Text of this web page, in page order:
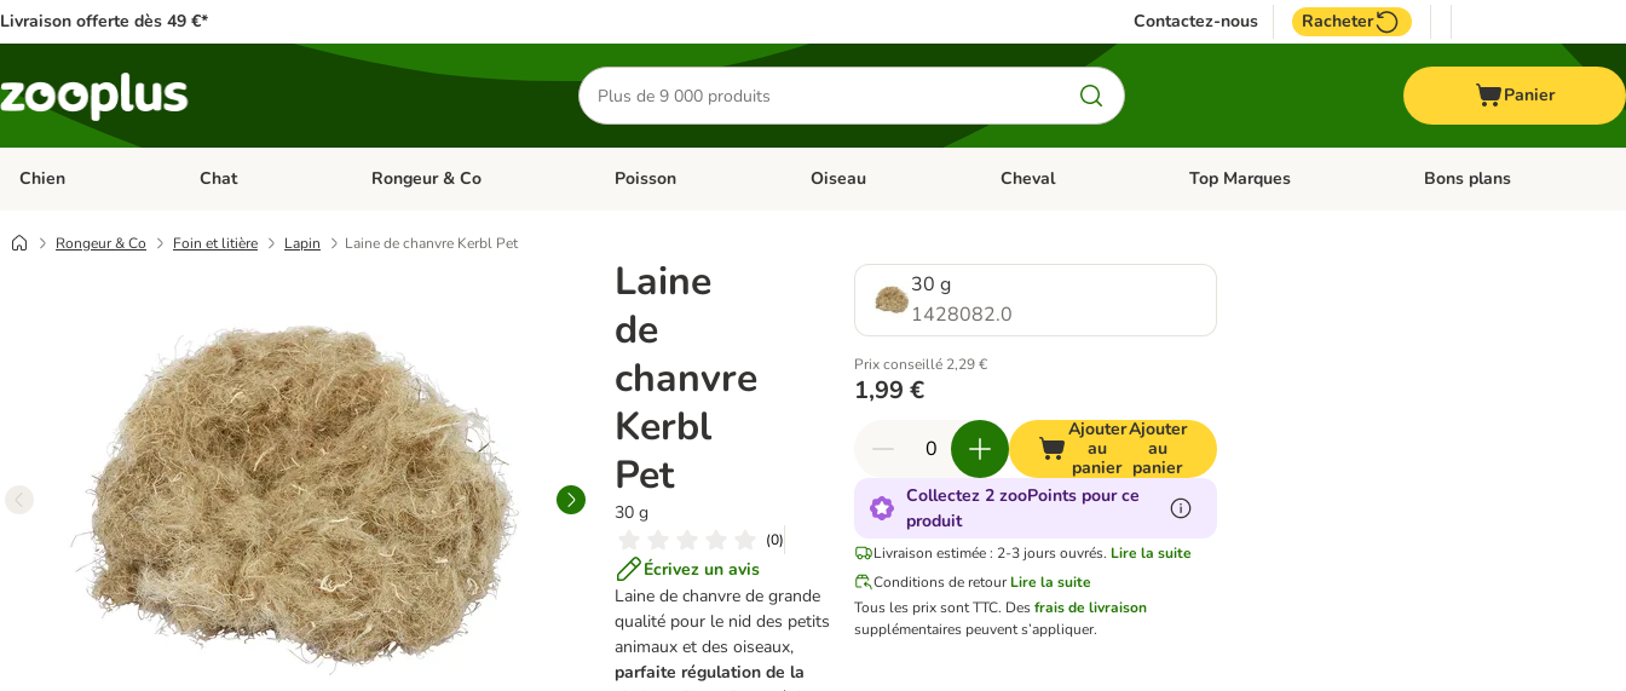
Livraison offerte dès 49 €* Contactez-nous Racheter
Rechercher
des
produits
Panier
Chien Dérouler les catégories: Chien
Chat Dérouler les catégories: Chat
Rongeur & Co Dérouler les catégories: Rongeur & Co
Poisson Dérouler les catégories: Poisson
Oiseau Dérouler les catégories: Oiseau
Cheval Dérouler les catégories: Cheval
Top Marques Dérouler les catégories: Top
Bons plans
Rongeur & Co Foin et litière Lapin Laine de chanvre Kerbl Pet
Laine
de
chanvre
Kerbl
Pet
30 g
(0)
Écrivez un avis
Laine de chanvre de grande
qualité pour le nid des petits
animaux et des oiseaux,
parfaite régulation de la
30 g
1428082.0
Prix conseillé 2,29 €
1,99 €
Ajouter
au
panier
Ajouter
au
panier
Collectez 2 zooPoints pour ce
produit
Livraison estimée : 2-3 jours ouvrés. Lire la suite
Conditions de retour Lire la suite
Tous les prix sont TTC. Desfrais de livraison
supplémentaires peuvent s’appliquer.